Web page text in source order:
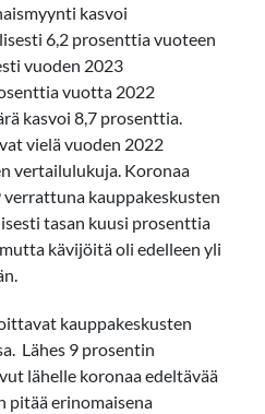
kasvoi
6,2 prosenttia vuoteen
vuoden 2023
vuotta 2022
kasvoi 8,7 prosenttia.
vielä vuoden 2022
vertailulukuja. Koronaa
kauppakeskusten
tasan kuusi prosenttia
kävijöitä oli edelleen yli
kauppakeskusten
Lähes 9 prosentin
lähelle koronaa edeltävää
pitää erinomaisena